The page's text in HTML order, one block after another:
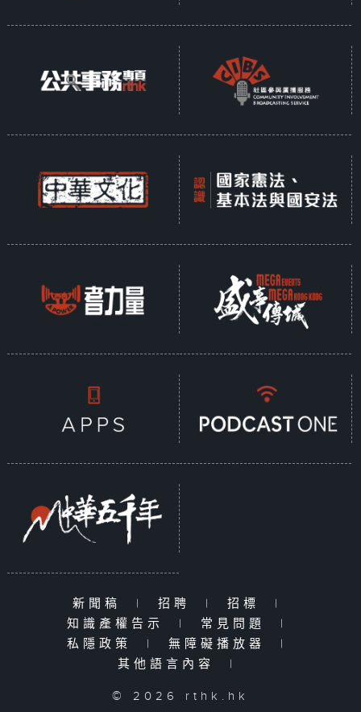
新聞稿 | 招聘 | 招標
|
知識產權告示
| 常見問題
|
私隱政策
| 無障礙播放器
|
其他語言內容
|
© 2026 rthk.hk